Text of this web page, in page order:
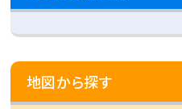
地図から探す